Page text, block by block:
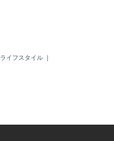
ライフスタイル ｜